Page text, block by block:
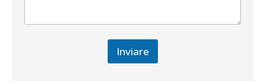
Inviare